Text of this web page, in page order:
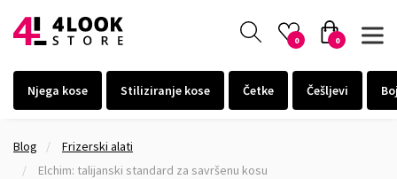
0 0
Njega kose Stiliziranje kose Četke Češljevi
Blog
Frizerski alati
Elchim: talijanski standard za savršenu kosu